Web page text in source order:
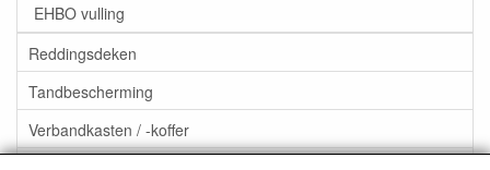
EHBO vulling
Reddingsdeken
Tandbescherming
Verbandkasten / -koffer